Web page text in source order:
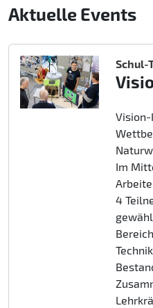
Aktuelle Events
Schul-
Vision-
Im
4